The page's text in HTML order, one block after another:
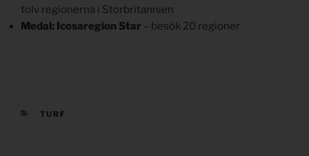
tolv regionerna i Storbritannien
Medal: Icosaregion Star – besök 20 regioner
KATEGORIER
TURF